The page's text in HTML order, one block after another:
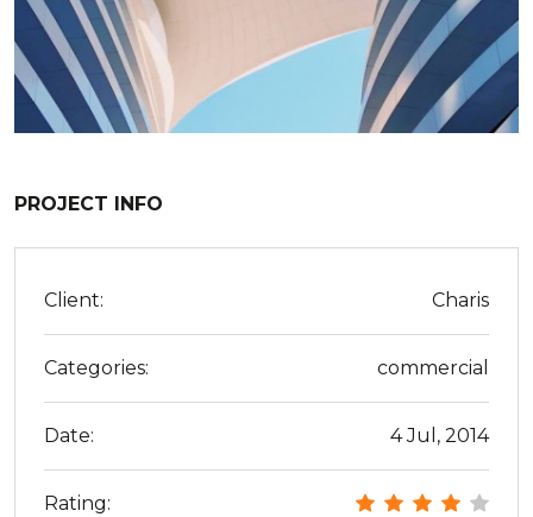
PROJECT INFO
Client: Charis
Categories: commercial
Date: 4 Jul, 2014
Rating: